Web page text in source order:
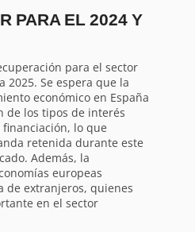
PARA EL 2024 Y
para el sector
Se espera que la
económico en España
de los tipos de interés
lo que
retenida durante este
Además, la
europeas
de extranjeros, quienes
en el sector